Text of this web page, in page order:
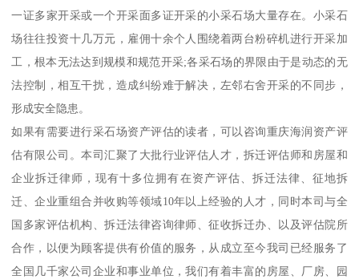
一证多家开采或一个开采面多证开采的小采石场大量存在。小采石
场往往投资十几万元，雇佣十余个人围绕着两台粉碎机进行开采加
工，根本无法达到规模和规范开采;各采石场的界限由于是动态的无
法控制，相互干扰，造成纠纷难于解决，左邻右舍开采的不同步，
形成安全隐患。
如果有需要进行采石场资产评估的读者，可以咨询重庆海润资产评
估有限公司。本司汇聚了大批行业评估人才，拆迁评估师和房屋和
企业拆迁律师，现有十多位拥有在资产评估、拆迁法律、征地拆
迁、企业重组合并收购等领域10年以上经验的人才，同时本司与全
国多家评估机构、拆迁法律咨询律师、征收拆迁办、以及评估院所
合作，以便为顾客提供有价值的服务，从成立至今我司已经服务了
全国几千家公司企业和事业单位，我们有着丰富的房屋、厂房、园